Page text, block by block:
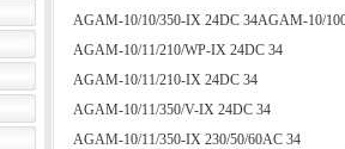
AGAM-10/10/350-IX 24DC 34AGAM-10/
AGAM-10/11/210/WP-IX 24DC 34
AGAM-10/11/210-IX 24DC 34
AGAM-10/11/350/V-IX 24DC 34
AGAM-10/11/350-IX 230/50/60AC 34